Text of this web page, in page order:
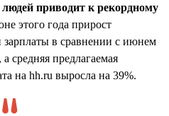
приводит к рекордному
этого года прирост
зарплаты в сравнении с июнем
средняя предлагаемая
на hh.ru выросла на 39%.